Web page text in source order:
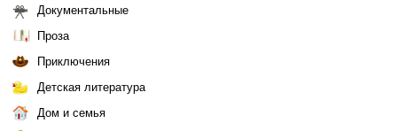
Документальные
Проза
Приключения
Детская литература
Дом и семья